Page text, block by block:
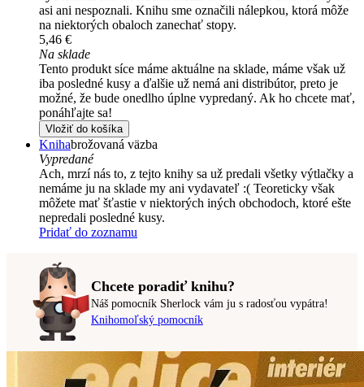
asi ani nespoznali. Knihu sme označili nálepkou, ktorá môže
na niektorých obaloch zanechať stopy.
5,46 €
Na sklade
Tento produkt síce máme aktuálne na sklade, máme však už
iba posledné kusy a ďalšie už nemá ani distribútor, preto je
možné, že bude onedlho úplne vypredaný. Ak ho chcete mať,
ponáhľajte sa!
Vložiť do košíka
Knihabrožovaná väzba
Vypredané
Ach, mrzí nás to, z tejto knihy sa už predali všetky výtlačky a
nemáme ju na sklade my ani vydavateľ :( Teoreticky však
môžete mať šťastie v niektorých iných obchodoch, ktoré ešte
nepredali posledné kusy.
Pridať do zoznamu
Chcete poradiť knihu?
Náš pomocník Sherlock vám ju s radosťou vypátra!
Knihomoľský pomocník